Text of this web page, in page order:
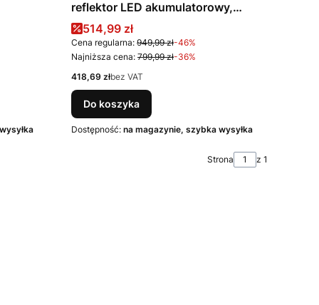
reflektor LED akumulatorowy,
komplet PRO
Cena promocyjna
514,99 zł
Cena regularna: 949,99 zł-46%
Najniższa cena: 799,99 zł-36%
Cena
418,69 złbez VAT
Do koszyka
Dostępność: na magazynie, szybka wysyłka
Strona z 1